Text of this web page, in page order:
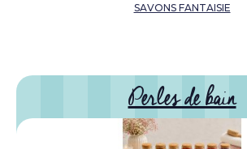
SAVONS FANTAISIE
Perles de bain